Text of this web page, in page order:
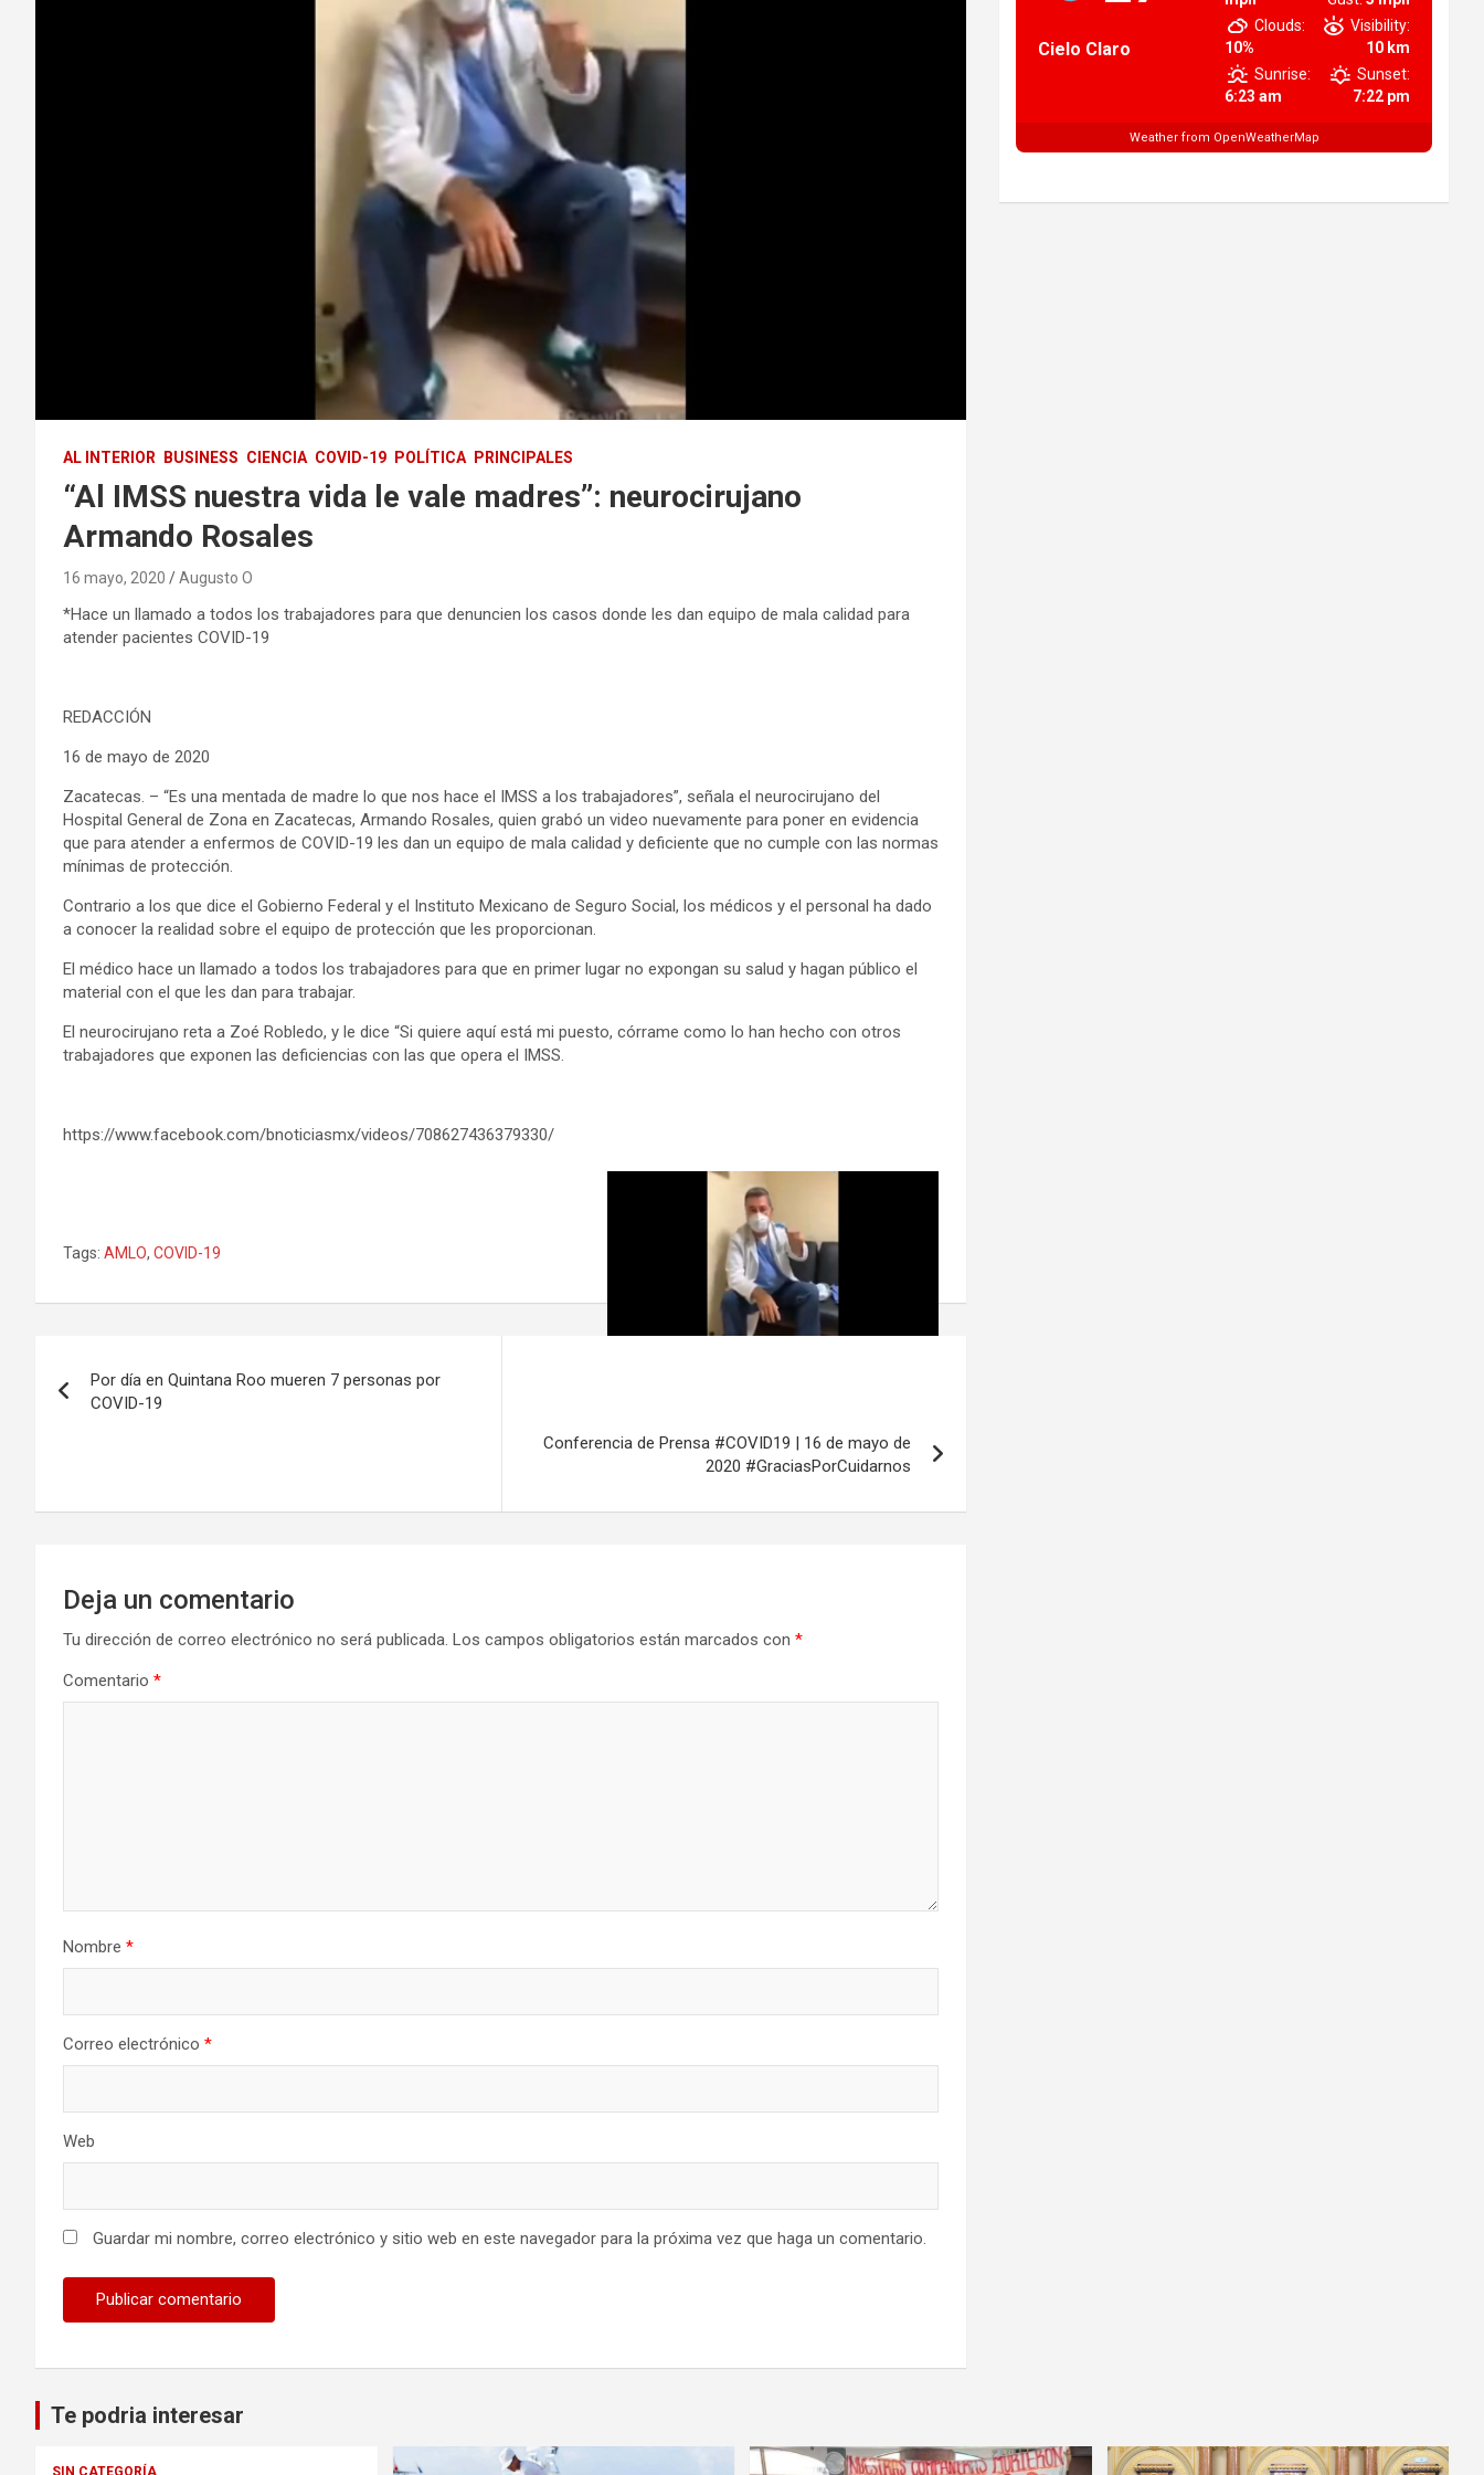
AL INTERIOR BUSINESS CIENCIA COVID-19 POLÍTICA PRINCIPALES
“Al IMSS nuestra vida le vale madres”: neurocirujano
Armando Rosales
16 mayo, 2020 Augusto O
*Hace un llamado a todos los trabajadores para que denuncien los casos donde les dan equipo de mala calidad para
atender pacientes COVID-19
REDACCIÓN
16 de mayo de 2020
Zacatecas. – “Es una mentada de madre lo que nos hace el IMSS a los trabajadores”, señala el neurocirujano del
Hospital General de Zona en Zacatecas, Armando Rosales, quien grabó un video nuevamente para poner en evidencia
que para atender a enfermos de COVID-19 les dan un equipo de mala calidad y deficiente que no cumple con las normas
mínimas de protección.
Contrario a los que dice el Gobierno Federal y el Instituto Mexicano de Seguro Social, los médicos y el personal ha dado
a conocer la realidad sobre el equipo de protección que les proporcionan.
El médico hace un llamado a todos los trabajadores para que en primer lugar no expongan su salud y hagan público el
material con el que les dan para trabajar.
El neurocirujano reta a Zoé Robledo, y le dice “Si quiere aquí está mi puesto, córrame como lo han hecho con otros
trabajadores que exponen las deficiencias con las que opera el IMSS.
https://www.facebook.com/bnoticiasmx/videos/708627436379330/
Tags: AMLO, COVID-19
de
Por día en Quintana Roo mueren 7 personas por
COVID-19
Conferencia de Prensa #COVID19 | 16 de mayo de
2020 #GraciasPorCuidarnos
Deja un comentario
Tu dirección de correo electrónico no será publicada. Los campos obligatorios están marcados con *
Comentario *
Nombre *
Correo electrónico *
Web
Guardar mi nombre, correo electrónico y sitio web en este navegador para la próxima vez que haga un comentario.
Cielo Claro
Clouds:
10%
Visibility:
10 km
Sunrise:
6:23 am
Sunset:
7:22 pm
Weather from OpenWeatherMap
Te podria interesar